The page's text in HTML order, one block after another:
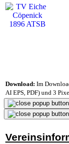
Download: Im
AI EPS, PDF) und 3